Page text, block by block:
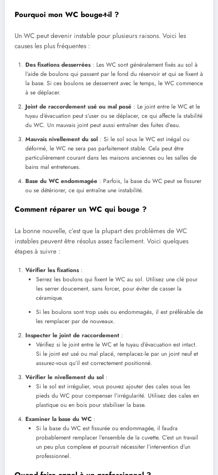
Pourquoi mon WC bouge-t-il ?
Un WC peut devenir instable pour plusieurs raisons. Voici les
causes les plus fréquentes :
Des fixations desserrées: Les WC sont généralement fixés au sol à
l’aide de boulons qui passent par le fond du réservoir et qui se fixent à
la base. Si ces boulons se desserrent avec le temps, le WC commence
à se déplacer.
Joint de raccordement usé ou mal posé : Le joint entre le WC et le
tuyau d’évacuation peut s’user ou se déplacer, ce qui affecte la stabilité
du WC. Un mauvais joint peut aussi entraîner des fuites d’eau.
Mauvais nivellement du sol : Si le sol sous le WC est inégal ou
déformé, le WC ne sera pas parfaitement stable. Cela peut être
particulièrement courant dans les maisons anciennes ou les salles de
bains mal entretenues.
Base du WC endommagée : Parfois, la base du WC peut se fissurer
ou se détériorer, ce qui entraîne une instabilité.
Comment réparer un WC qui bouge ?
La bonne nouvelle, c’est que la plupart des problèmes de WC
instables peuvent être résolus assez facilement. Voici quelques
étapes à suivre :
Vérifier les fixations:
Serrez les boulons qui fixent le WC au sol. Utilisez une clé pour
les serrer doucement, sans forcer, pour éviter de casser la
céramique.
Si les boulons sont trop usés ou endommagés, il est préférable de
les remplacer par de nouveaux.
Inspecter le joint de raccordement :
Vérifiez si le joint entre le WC et le tuyau d’évacuation est intact.
Si le joint est usé ou mal placé, remplacez-le par un joint neuf et
assurez-vous qu’il est correctement positionné.
Vérifier le nivellement du sol :
Si le sol est irrégulier, vous pouvez ajouter des cales sous les
pieds du WC pour compenser l’irrégularité. Utilisez des cales en
plastique ou en bois pour stabiliser la base.
Examiner la base du WC :
Si la base du WC est fissurée ou endommagée, il faudra
probablement remplacer l’ensemble de la cuvette. C’est un travail
un peu plus complexe et pourrait nécessiter l’intervention d’un
professionnel.